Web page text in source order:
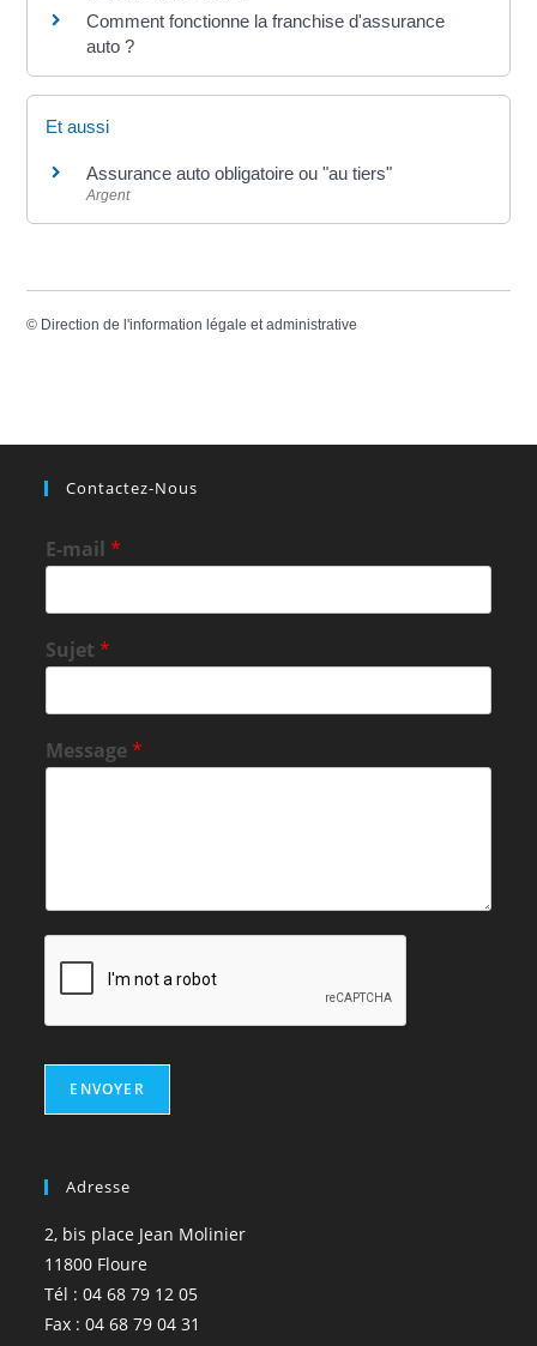
Comment fonctionne la franchise d'assurance
auto ?
Et aussi
Assurance auto obligatoire ou "au tiers"
Argent
© Direction de l'information légale et administrative
Contactez-Nous
E-mail*
Sujet*
Message*
ENVOYER
Adresse
2, bis place Jean Molinier
11800 Floure
Tél : 04 68 79 12 05
Fax : 04 68 79 04 31